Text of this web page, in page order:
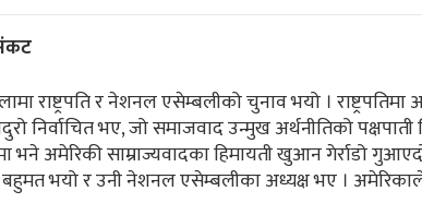
राष्ट्रपति र नेशनल एसेम्बलीको चुनाव भयो । राष्ट्रपतिमा
निर्वाचित भए, जो समाजवाद उन्मुख अर्थनीतिको पक्षपाती
अमेरिकी साम्राज्यवादका हिमायती खुआन गेर्राडो
भयो र उनी नेशनल एसेम्बलीका अध्यक्ष भए ।